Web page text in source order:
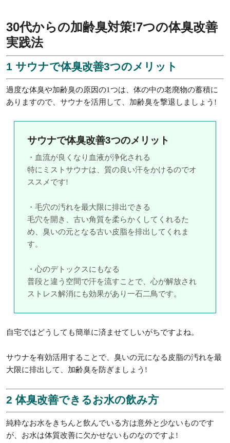
30代からの加齢臭対策!7つの体臭改善
実践法
1 サウナで体臭改善3つのメリット
過度な体臭や加齢臭の原因の1つは、体の中の老廃物の蓄積に
ありますので、サウナを活用して、加齢臭を撃退しましょう!
サウナで体臭改善3つのメリット
・血流が良くなり血液が浄化される
特にミストサウナは、質の良い汗をかけるのでオ
ススメです!
・毛穴の汚れを最大限に排出できる
毛穴を開き、古い角質を柔らかくしてくれるた
め、臭いの元となる古い皮脂を排出してくれま
す。
・心のデトックスにもなる
普段と違う空間で汗を流すことで、心が解放され
ストレス解消にも効果があり一石二鳥です。
自宅ではどうしても簡単に済ませてしいがちですよね。
サウナを有効活用することで、臭いの元になる皮脂の汚れを最
大限に排出して、加齢臭を防ぎましょう!
2 体臭改善できるお水の飲み方
純粋なお水をきちんと飲んでいる方は意外と少ないものです
が、お水は体質改善に欠かせないものなのですよ!